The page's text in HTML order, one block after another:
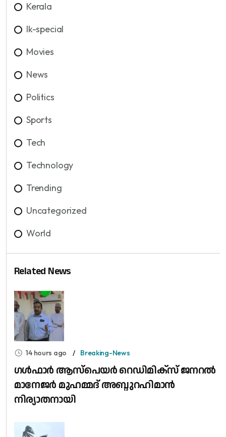
Kerala
lk-special
Movies
News
Politics
Sports
Tech
Technology
Trending
Uncategorized
World
Related News
14 hours ago Breaking-News
​ഗൾഫാർ ആസ്പെയർ റെഡിമിക്സ് ജനറൽ
മാനേജർ മുഹമ്മദ് അബ്ദുറഹിമാൻ
നിര്യാതനായി